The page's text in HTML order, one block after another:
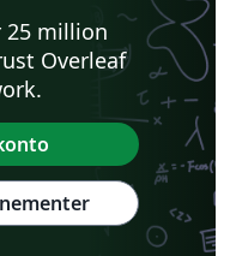
25 million
Overleaf